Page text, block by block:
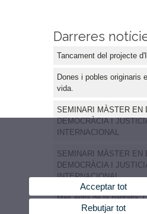
Darreres
Tancament del projecte
Dones i pobles originaris
vida.
SEMINARI MÀSTER EN
DEMOCRÀCIA I
INTERNACIONAL
SEMINARI MÀSTER EN
DEMOCRÀCIA I
INTERNACIONAL
Més enllà de la pantalla:
respondre a la violència
Acceptar tot
Rebutjar tot